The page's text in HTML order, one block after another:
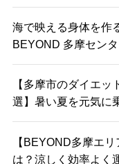
海で映える身体を作
BEYOND 多摩セン
【多摩市のダイエ
選】暑い夏を元気に
【BEYOND多摩エ
は？涼しく効率よく